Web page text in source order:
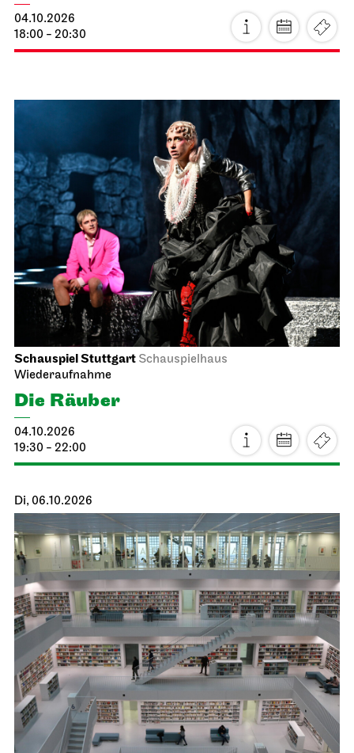
04.10.2026
18:00 - 20:30
Schauspiel Stuttgart Schauspielhaus
Wiederaufnahme
Die Räuber
04.10.2026
19:30 - 22:00
Di, 06.10.2026